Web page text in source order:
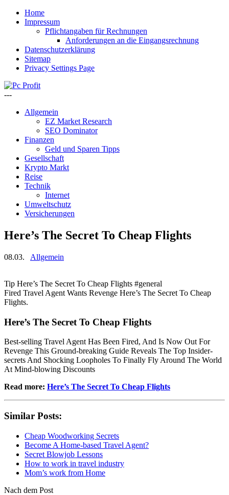
Home
Impressum
Pflichtangaben für Rechnungen
Anforderungen an die Eingangsrechnung
Datenschutzerklärung
Sitemap
Privacy Settings Page
---
Allgemein
EZ Market Research
SEO Dominator
Finanzen
Geld und Sparen Tipps
Gesellschaft
Krypto Markt
Reise
Technik
Internet
Umweltschutz
Versicherungen
Here’s The Secret To Cheap Flights
08.03. Allgemein
Tip Here’s The Secret To Cheap Flights #general
Fired Travel Agent Wants Revenge Here’s The Secret To Cheap
Flights.
Here’s The Secret To Cheap Flights
Best-selling Travel Agent Has Been Fired, And Is Now Out For
Revenge This Ground-breaking Guide Reveals The Top Insider-
secrets And Shocking Loopholes To Finally Fly Around The World
At Mind-blowing Discounts
Read more: Here’s The Secret To Cheap Flights
Similar Posts:
Cheap Woodworking Secrets
Become A Home-based Travel Agent?
Secret Blowjob Lessons
How to work in travel industry
Mom’s work from Home
Nach dem Post